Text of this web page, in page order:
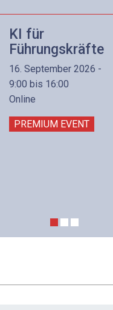
KI für
Führungskräfte
16. September 2026 -
9:00 bis 16:00
Online
PREMIUM EVENT